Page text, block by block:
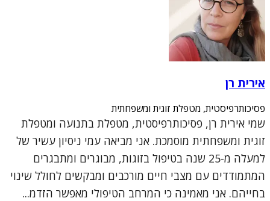
אירית רן
פסיכותרפיסטית, מטפלת זוגית ומשפחתית
שמי אירית רן, פסיכותרפיסטית, מטפלת בתנועה ומטפלת
זוגית ומשפחתית מוסמכת. אני מביאה עמי ניסיון עשיר של
למעלה מ-25 שנה בטיפול בזוגות, מבוגרים ומתבגרים
המתמודדים עם מצבי חיים מורכבים ומבקשים לחולל שינוי
בחייהם. אני מאמינה כי המרחב הטיפולי מאפשר הזדמ...